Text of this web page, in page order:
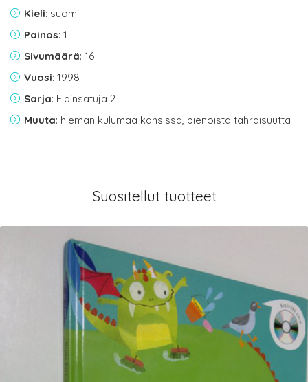
Kieli: suomi
Painos: 1
Sivumäärä: 16
Vuosi: 1998
Sarja: Eläinsatuja 2
Muuta: hieman kulumaa kansissa, pienoista tahraisuutta
Suositellut tuotteet